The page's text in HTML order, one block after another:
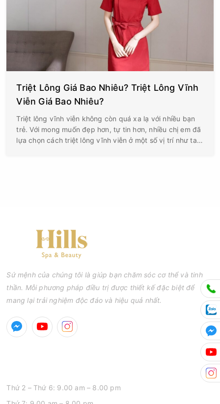
Triệt Lông Giá Bao Nhiêu? Triệt Lông Vĩnh
Viễn Giá Bao Nhiêu?
Triệt lông vĩnh viễn không còn quá xa lạ với nhiều bạn
trẻ. Với mong muốn đẹp hơn, tự tin hơn, nhiều chị em đã
lựa chọn cách triệt lông vĩnh viễn ở một số vị trí như tay,
Sứ mệnh của chúng tôi là giúp bạn chăm sóc cơ thể và tinh
thần. Mỗi phương pháp điều trị được thiết kế đặc biệt để
mang lại trải nghiệm độc đáo và hiệu quả nhất.
Thứ 2 – Thứ 6: 9.00 am – 8.00 pm